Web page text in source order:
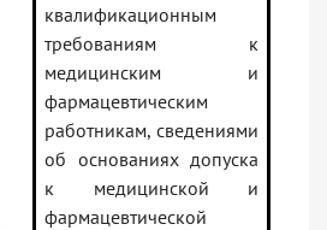
квалификационным
требованиям к
медицинским и
фармацевтическим
работникам, сведениями
об основаниях допуска
к медицинской и
фармацевтической